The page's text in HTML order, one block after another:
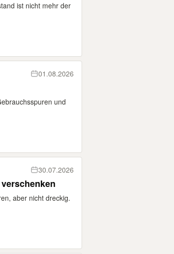
ist nicht mehr der
01.08.2026
und
30.07.2026
aber nicht dreckig.